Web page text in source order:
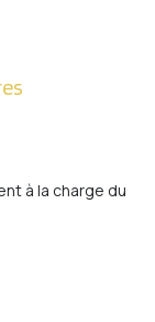
à la charge du